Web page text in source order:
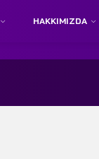
HAKKIMIZDA